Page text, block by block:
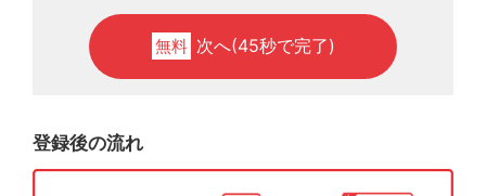
無料 次へ(45秒で完了)
登録後の流れ